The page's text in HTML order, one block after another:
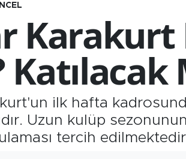
Karakurt
Katılacak
ilk hafta
Uzun kulüp
tercih
Durumu ve Fikstür